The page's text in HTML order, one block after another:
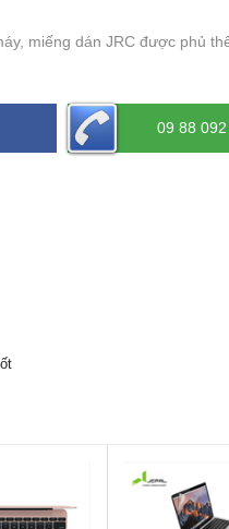
miếng dán JRC được phủ
09 88